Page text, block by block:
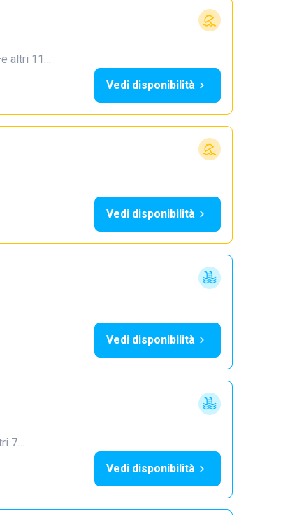
·e altri 11…
Vedi disponibilità
Vedi disponibilità
Vedi disponibilità
7…
Vedi disponibilità